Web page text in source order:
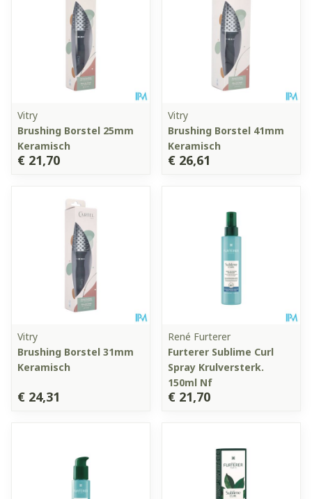
Vitry
Brushing Borstel 25mm
Keramisch
€ 21,70
Vitry
Brushing Borstel 41mm
Keramisch
€ 26,61
Vitry
Brushing Borstel 31mm
Keramisch
€ 24,31
René Furterer
Furterer Sublime Curl
Spray Krulversterk.
150ml Nf
€ 21,70